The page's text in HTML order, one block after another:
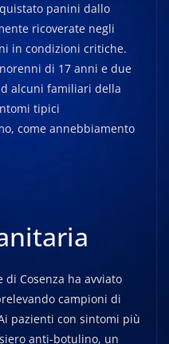
panini dallo
ricoverate negli
in condizioni critiche.
di 17 anni e due
alcuni familiari della
tipici
come annebbiamento
di Cosenza ha avviato
campioni di
pazienti con sintomi più
anti-botulino, un